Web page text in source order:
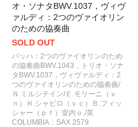
オ・ソナタBWV.1037，ヴィヴ
ァルディ：2つのヴァイオリン
のための協奏曲
SOLD OUT
バッハ：2つのヴァイオリンのため
の協奏曲BWV.1043，トリオ・ソナ
タBWV.1037，ヴィヴァルディ：2
つのヴァイオリンのための協奏曲/
Ｎ.ミルシテイン/Ｅ.モリーニ（ｖ
ｎ）Ｈ.シャピロ（ｖｃ）Ｂ.フィッ
シャー（ｐｆ）室内ｏ./英
COLUMBIA：SAX 2579